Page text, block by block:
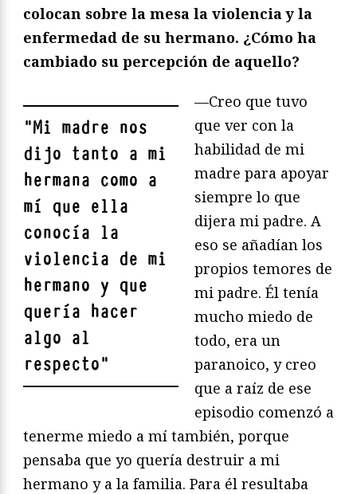
colocan sobre la mesa la violencia y la
enfermedad de su hermano. ¿Cómo ha
cambiado su percepción de aquello?
"Mi madre nos
dijo tanto a mi
hermana como a
mí que ella
conocía la
violencia de mi
hermano y que
quería hacer
algo al
respecto"
—Creo que tuvo
que ver con la
habilidad de mi
madre para apoyar
siempre lo que
dijera mi padre. A
eso se añadían los
propios temores de
mi padre. Él tenía
mucho miedo de
todo, era un
paranoico, y creo
que a raíz de ese
episodio comenzó a
tenerme miedo a mí también, porque
pensaba que yo quería destruir a mi
hermano y a la familia. Para él resultaba